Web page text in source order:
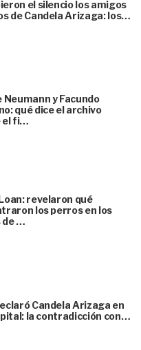
el silencio los amigos
de Candela Arizaga: los…
Neumann y Facundo
qué dice el archivo
el fi…
revelaron qué
los perros en los
de …
Candela Arizaga en
la contradicción con…